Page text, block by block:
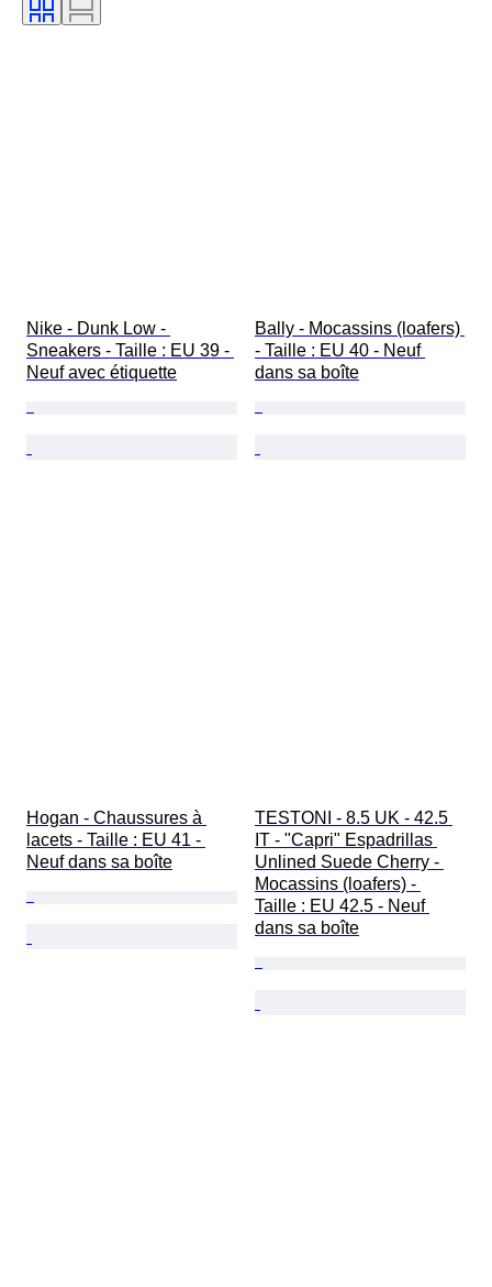
Nike - Dunk Low -
Sneakers - Taille : EU 39 -
Neuf avec étiquette
Bally - Mocassins (loafers)
- Taille : EU 40 - Neuf
dans sa boîte
Hogan - Chaussures à
lacets - Taille : EU 41 -
Neuf dans sa boîte
TESTONI - 8.5 UK - 42.5
IT - "Capri" Espadrillas
Unlined Suede Cherry -
Mocassins (loafers) -
Taille : EU 42.5 - Neuf
dans sa boîte